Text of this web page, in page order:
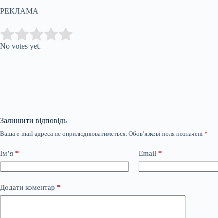
РЕКЛАМА
Rate this item:
No votes yet.
Залишити відповідь
Ваша e-mail адреса не оприлюднюватиметься. Обов’язкові поля позначені *
Ім’я * Email *
Додати коментар *